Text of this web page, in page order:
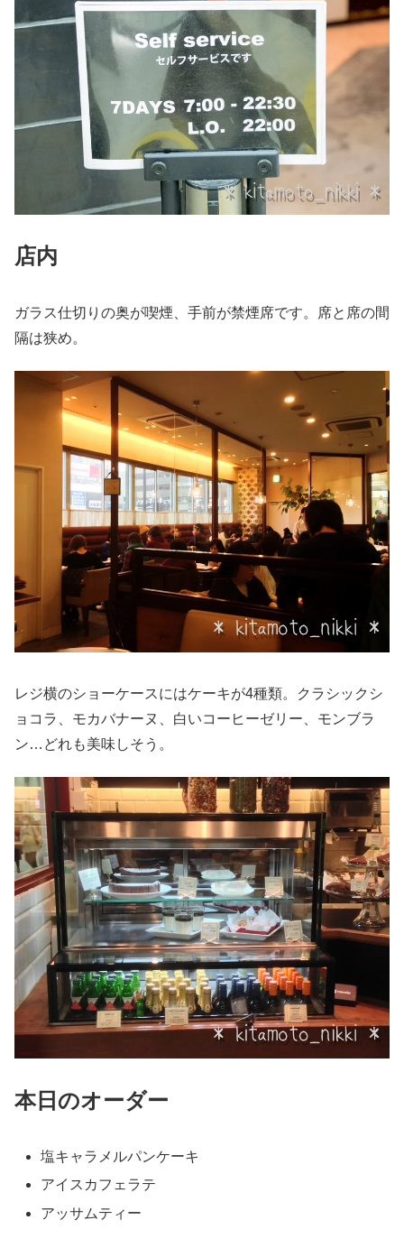
店内
ガラス仕切りの奥が喫煙、手前が禁煙席です。席と席の間
隔は狭め。
レジ横のショーケースにはケーキが4種類。クラシックシ
ョコラ、モカバナーヌ、白いコーヒーゼリー、モンブラ
ン…どれも美味しそう。
本日のオーダー
塩キャラメルパンケーキ
アイスカフェラテ
アッサムティー